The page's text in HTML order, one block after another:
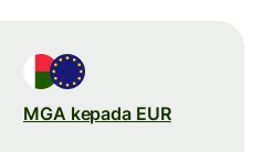
MGA kepada EUR